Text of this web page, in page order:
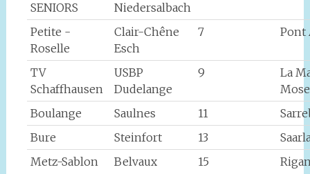
SENIORS
Niedersalbach
Petite -
Roselle
Clair-Chêne
Esch
7 Pont
TV
Schaffhausen
USBP
Dudelange
9
La
Boulange
Saulnes 11
Bure
Steinfort 13
Metz-Sablon
Belvaux 15